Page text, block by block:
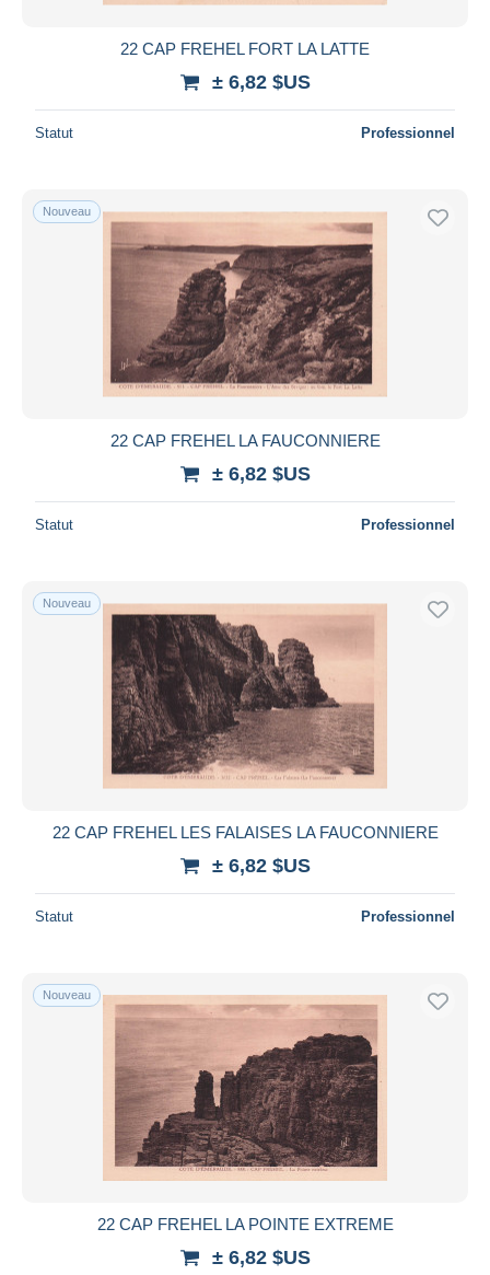
22 CAP FREHEL FORT LA LATTE
± 6,82 $US
Statut Professionnel
Nouveau
22 CAP FREHEL LA FAUCONNIERE
± 6,82 $US
Statut Professionnel
Nouveau
22 CAP FREHEL LES FALAISES LA FAUCONNIERE
± 6,82 $US
Statut Professionnel
Nouveau
22 CAP FREHEL LA POINTE EXTREME
± 6,82 $US